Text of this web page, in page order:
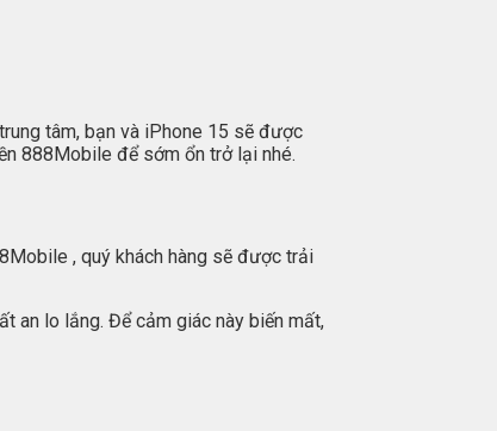
tâm, bạn và iPhone 15 sẽ được
888Mobile để sớm ổn trở lại nhé.
, quý khách hàng sẽ được trải
an lo lắng. Để cảm giác này biến mất,